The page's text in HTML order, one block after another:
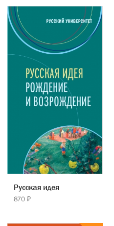
Русская идея
870 ₽